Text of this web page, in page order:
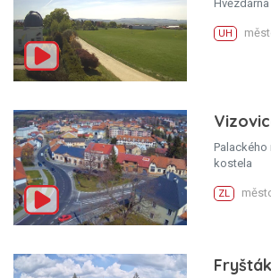
Hvězdárna
UH
Palackého
kostela
ZL
Fryšták